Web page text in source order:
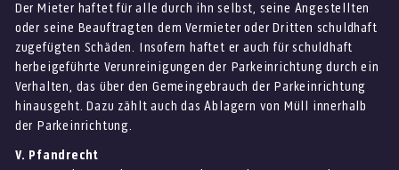
Der Mieter haftet für alle durch ihn selbst, seine Angestellten
oder seine Beauftragten dem Vermieter oder Dritten schuldhaft
zugefügten Schäden. Insofern haftet er auch für schuldhaft
herbeigeführte Verunreinigungen der Parkeinrichtung durch ein
Verhalten, das über den Gemeingebrauch der Parkeinrichtung
hinausgeht. Dazu zählt auch das Ablagern von Müll innerhalb
der Parkeinrichtung.
V. Pfandrecht